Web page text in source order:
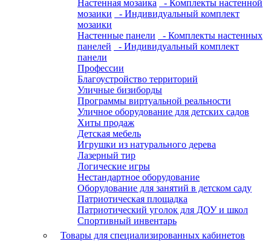
Настенная мозаика
- Комплекты настенной
мозаики
- Индивидуальный комплект
мозаики
Настенные панели
- Комплекты настенных
панелей
- Индивидуальный комплект
панели
Профессии
Благоустройство территорий
Уличные бизиборды
Программы виртуальной реальности
Уличное оборудование для детских садов
Хиты продаж
Детская мебель
Игрушки из натурального дерева
Лазерный тир
Логические игры
Нестандартное оборудование
Оборудование для занятий в детском саду
Патриотическая площадка
Патриотический уголок для ДОУ и школ
Спортивный инвентарь
Товары для специализированных кабинетов